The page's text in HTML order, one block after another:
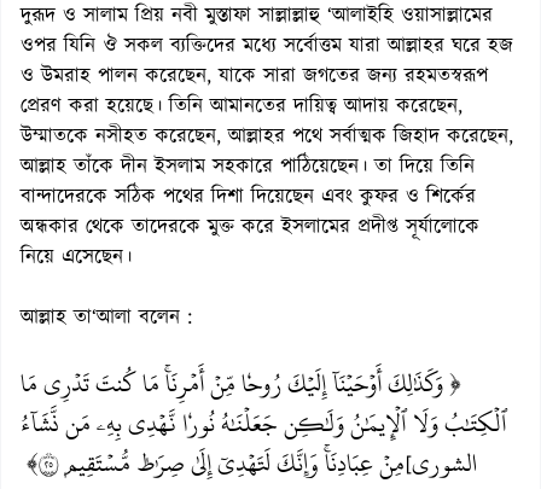
দুরূদ ও সালাম প্রিয় নবী মুস্তাফা সাল্লাল্লাহু ‘আলাইহি ওয়াসাল্লামের
ওপর যিনি ঔ সকল ব্যক্তিদের মধ্যে সর্বোত্তম যারা আল্লাহর ঘরে হজ
ও উমরাহ পালন করেছেন, যাকে সারা জগতের জন্য রহমতস্বরূপ
প্রেরণ করা হয়েছে। তিনি আমানতের দায়িত্ব আদায় করেছেন,
উম্মাতকে নসীহত করেছেন, আল্লাহর পথে সর্বাত্মক জিহাদ করেছেন,
আল্লাহ তাঁকে দীন ইসলাম সহকারে পাঠিয়েছেন। তা দিয়ে তিনি
বান্দাদেরকে সঠিক পথের দিশা দিয়েছেন এবং কুফর ও শির্কের
অন্ধকার থেকে তাদেরকে মুক্ত করে ইসলামের প্রদীপ্ত সূর্যালোকে
নিয়ে এসেছেন।
আল্লাহ তা‘আলা বলেন :
﴿ وَكَذَٰلِكَ أَوۡحَيۡنَآ إِلَيۡكَ رُوحٗا مِّنۡ أَمۡرِنَاۚ مَا كُنتَ تَدۡرِي مَا
ٱلۡكِتَٰبُ وَلَا ٱلۡإِيمَٰنُ وَلَٰكِن جَعَلۡنَٰهُ نُورٗا نَّهۡدِي بِهِۦ مَن نَّشَآءُ
مِنۡ عِبَادِنَاۚ وَإِنَّكَ لَتَهۡدِيٓ إِلَىٰ صِرَٰطٖ مُّسۡتَقِيمٖ ٥٢﴾[الشورى